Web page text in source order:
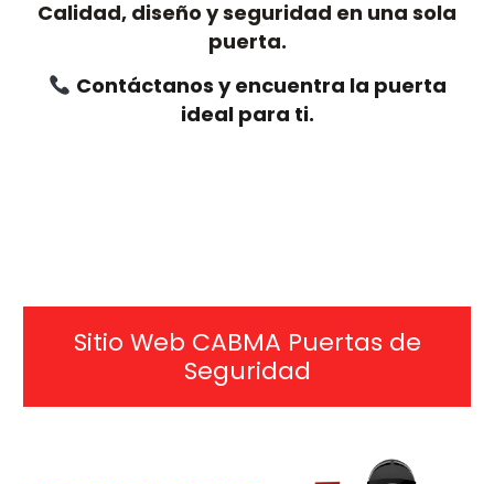
Calidad, diseño y seguridad en una sola
puerta.
Contáctanos y encuentra la puerta
ideal para ti.
Sitio Web CABMA Puertas de
Seguridad